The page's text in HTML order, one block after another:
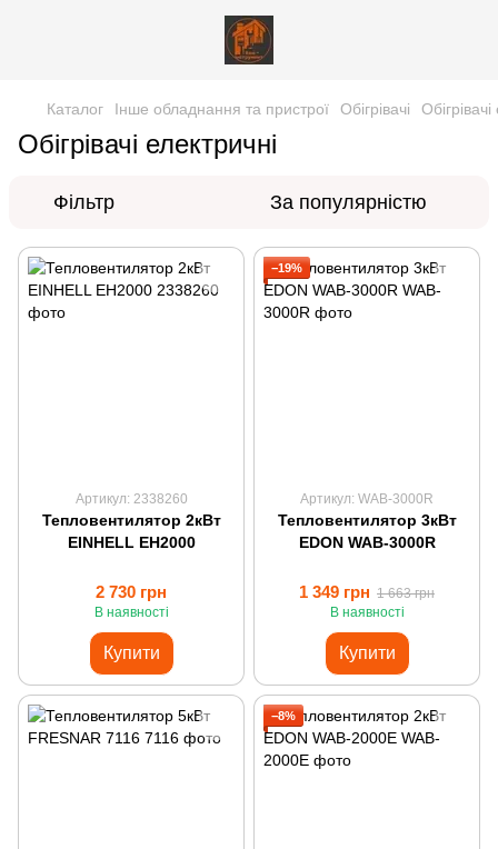
Каталог Інше обладнання та пристрої Обігрівачі
Обігрівачі електричні
Фільтр За популярністю
Артикул: 2338260
Тепловентилятор 2кВт
EINHELL EH2000
2 730 грн
В наявності
Купити
−19%
Артикул: WAB-3000R
Тепловентилятор 3кВт
EDON WAB-3000R
1 349 грн 1 663 грн
В наявності
Купити
−8%